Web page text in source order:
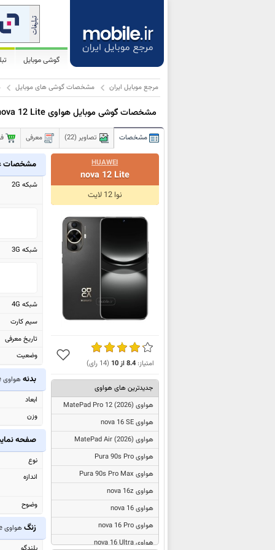
گوشی موبایل
مرجع موبایل ایران مشخصات گوشی های موبایل
مشخصات گوشی موبایل هواوی nova 12 Lite
مشخصات تصاویر (22) معرفی
HUAWEI
nova 12 Lite
نوا 12 لایت
امتیاز:8.4از10
(
14 رای)
جدیدترین های هواوی
هواوی MatePad Pro 12 (2026)
هواوی nova 16 SE
هواوی MatePad Air (2026)
هواوی Pura 90s Pro
هواوی Pura 90s Pro Max
هواوی nova 16z
هواوی nova 16
هواوی nova 16 Pro
هواوی nova 16 Ultra
مشخصات
شبکه 2G
شبکه 3G
شبکه 4G
سیم کارت
تاریخ معرفی
وضعیت
بدنههواوی nova 12 Lite
ابعاد
وزن
صفحه
نوع
اندازه
وضوح
زنگهواوی nova 12 Lite